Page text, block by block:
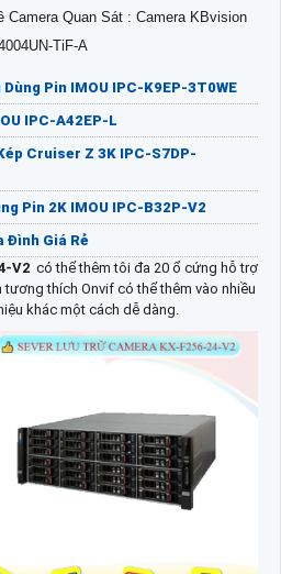
Camera Quan Sát : Camera KBvision
TiF-A
Pin IMOU IPC-K9EP-3T0WE
IPC-A42EP-L
Cruiser Z 3K IPC-S7DP-
Pin 2K IMOU IPC-B32P-V2
Đình Giá Rẻ
V2 có thể thêm tôi đa 20 ổ cứng hỗ trợ
thích Onvif có thể thêm vào nhiều
khác một cách dễ dàng.